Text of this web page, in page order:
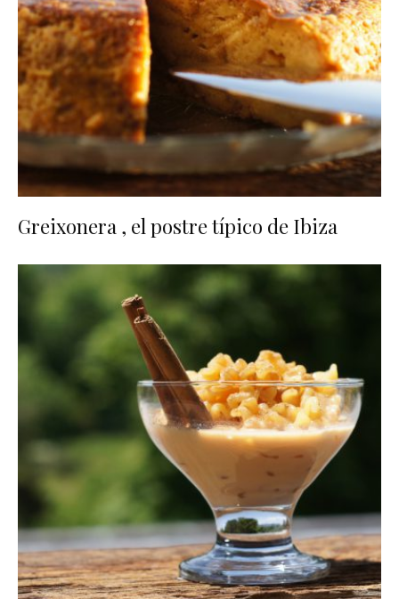
Greixonera , el postre típico de Ibiza